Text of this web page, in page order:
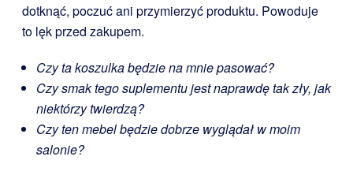
dotknąć, poczuć ani przymierzyć produktu. Powoduje
to lęk przed zakupem.
Czy ta koszulka będzie na mnie pasować?
Czy smak tego suplementu jest naprawdę tak zły, jak
niektórzy twierdzą?
Czy ten mebel będzie dobrze wyglądał w moim
salonie?